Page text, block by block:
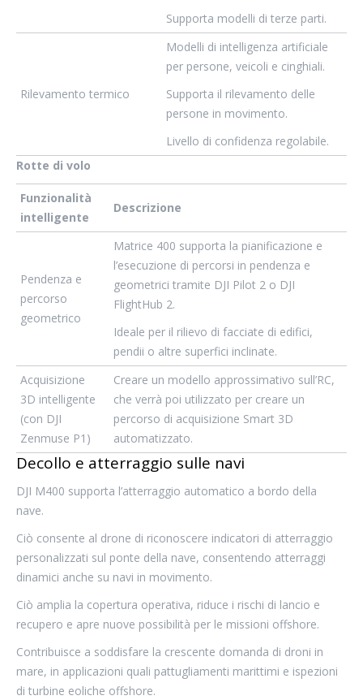
Supporta modelli di terze parti.
Rilevamento termico
Modelli di intelligenza artificiale
per persone, veicoli e cinghiali.
Supporta il rilevamento delle
persone in movimento.
Livello di confidenza regolabile.
Rotte di volo
Funzionalità
intelligente
Descrizione
Pendenza e
percorso
geometrico
Matrice 400 supporta la pianificazione e
l’esecuzione di percorsi in pendenza e
geometrici tramite DJI Pilot 2 o DJI
FlightHub 2.
Ideale per il rilievo di facciate di edifici,
pendii o altre superfici inclinate.
Acquisizione
3D intelligente
(con DJI
Zenmuse P1)
Creare un modello approssimativo sull’RC,
che verrà poi utilizzato per creare un
percorso di acquisizione Smart 3D
automatizzato.
Decollo e atterraggio sulle navi
DJI M400 supporta l’atterraggio automatico a bordo della
nave.
Ciò consente al drone di riconoscere indicatori di atterraggio
personalizzati sul ponte della nave, consentendo atterraggi
dinamici anche su navi in ​​movimento.
Ciò amplia la copertura operativa, riduce i rischi di lancio e
recupero e apre nuove possibilità per le missioni offshore.
Contribuisce a soddisfare la crescente domanda di droni in
mare, in applicazioni quali pattugliamenti marittimi e ispezioni
di turbine eoliche offshore.